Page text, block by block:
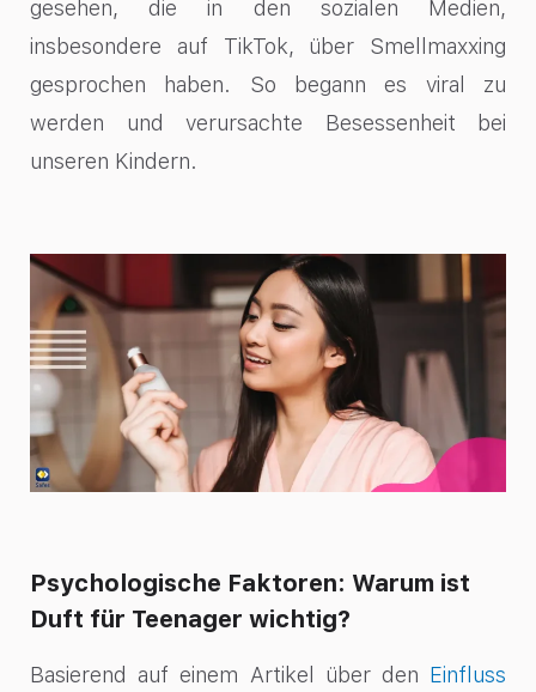
gesehen, die in den sozialen Medien,
insbesondere auf TikTok, über Smellmaxxing
gesprochen haben. So begann es viral zu
werden und verursachte Besessenheit bei
unseren Kindern.
Psychologische Faktoren: Warum ist
Duft für Teenager wichtig?
Basierend auf einem Artikel über den Einfluss